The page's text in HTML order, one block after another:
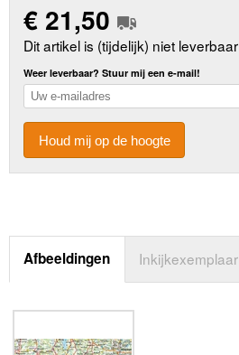
€ 21,50
Dit artikel is (tijdelijk) niet leverbaar
Weer leverbaar? Stuur mij een e-mail!
Houd mij op de hoogte
Afbeeldingen Inkijkexemplaar